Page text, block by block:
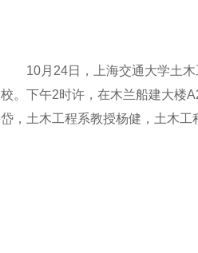
10月24日，上海交通大学土木
校。下午2时许，在木兰船建大楼
岱，土木工程系教授杨健，土木工